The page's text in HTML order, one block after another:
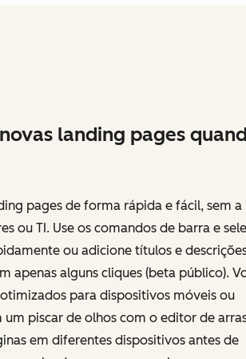
landing pages
pages de forma rápida e fácil, sem a
ou TI. Use os comandos de barra e
ou adicione títulos e
apenas alguns cliques (beta público).
para dispositivos móveis ou
um piscar de olhos com o editor de
em diferentes dispositivos antes de